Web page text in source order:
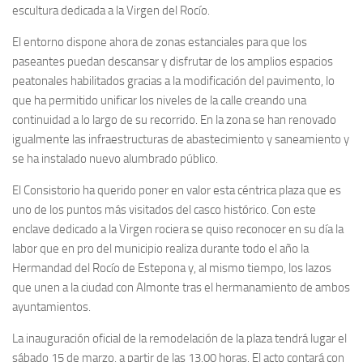
escultura dedicada a la Virgen del Rocío.
El entorno dispone ahora de zonas estanciales para que los
paseantes puedan descansar y disfrutar de los amplios espacios
peatonales habilitados gracias a la modificación del pavimento, lo
que ha permitido unificar los niveles de la calle creando una
continuidad a lo largo de su recorrido. En la zona se han renovado
igualmente las infraestructuras de abastecimiento y saneamiento y
se ha instalado nuevo alumbrado público.
El Consistorio ha querido poner en valor esta céntrica plaza que es
uno de los puntos más visitados del casco histórico. Con este
enclave dedicado a la Virgen rociera se quiso reconocer en su día la
labor que en pro del municipio realiza durante todo el año la
Hermandad del Rocío de Estepona y, al mismo tiempo, los lazos
que unen a la ciudad con Almonte tras el hermanamiento de ambos
ayuntamientos.
La inauguración oficial de la remodelación de la plaza tendrá lugar el
sábado 15 de marzo, a partir de las 13.00 horas. El acto contará con